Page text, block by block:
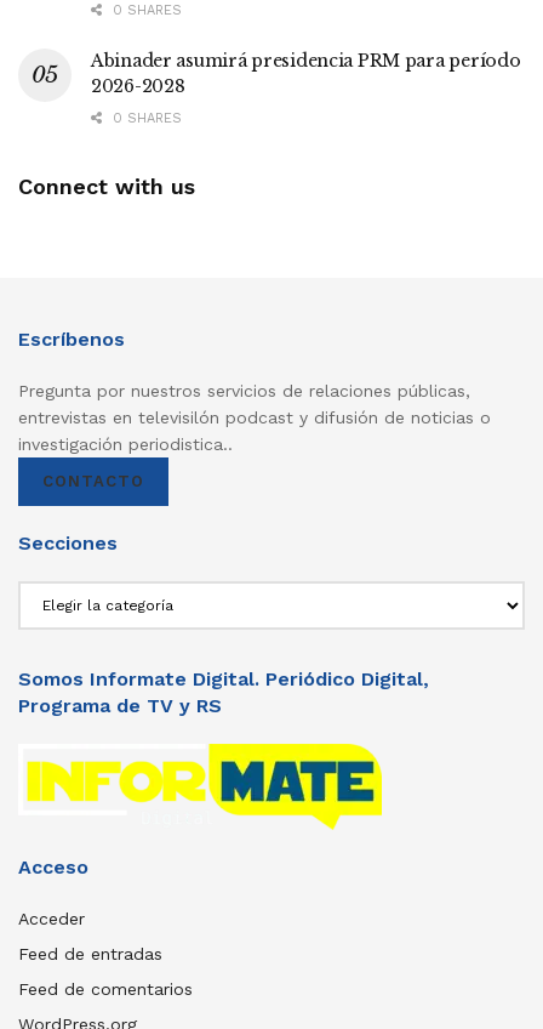
0 SHARES
Abinader asumirá presidencia PRM para período
2026-2028
0 SHARES
Connect with us
Escríbenos
Pregunta por nuestros servicios de relaciones públicas,
entrevistas en televisilón podcast y difusión de noticias o
investigación periodistica..
CONTACTO
Secciones
Somos Informate Digital. Periódico Digital,
Programa de TV y RS
Acceso
Acceder
Feed de entradas
Feed de comentarios
WordPress.org